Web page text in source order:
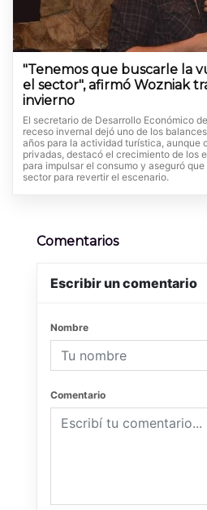
"Tenemos que buscarle la
el sector", afirmó Wozniak
invierno
El secretario de Desarrollo Económico
receso invernal dejó uno de los
años para la actividad turística, aunque
privadas, destacó el crecimiento de los
para impulsar el consumo y aseguró
sector para revertir el escenario.
Comentarios
Escribir un comentario
Nombre
Comentario